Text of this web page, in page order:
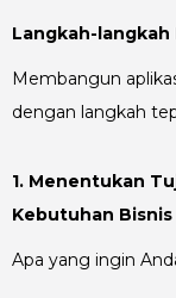
Langkah-langkah
Membangun
dengan langkah
1. Menentukan
Kebutuhan Bisnis
Apa yang ingin